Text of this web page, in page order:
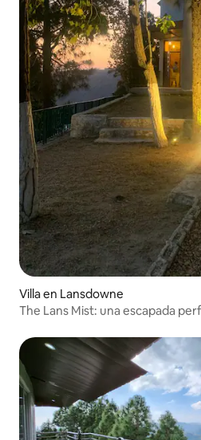
Villa en Lansdowne
The Lans Mist: una escapada